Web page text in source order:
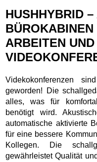
HUSHHYBRID
ARBEITEN
Videkokonferenzen
geworden! Die
alles, was für
benötigt wird.
automatische aktivierte
für eine bessere
Kollegen. Die
gewährleistet Qualität